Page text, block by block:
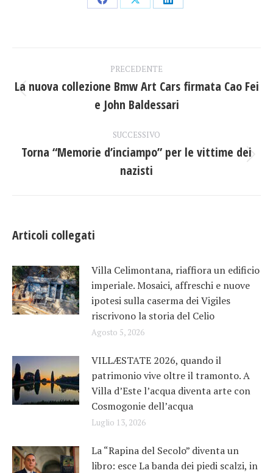
CondividiCondividiCondividi
tra
post
PRECEDENTE
Post
precedente:
La nuova collezione Bmw Art Cars firmata Cao Fei
e John Baldessari
SUCCESSIVO
Prossimo
post:
Torna “Memorie d’inciampo” per le vittime dei
nazisti
Articoli collegati
Villa Celimontana, riaffiora un edificio
imperiale. Mosaici, affreschi e nuove
ipotesi sulla caserma dei Vigiles
riscrivono la storia del Celio
Agosto 5, 2026
VILLÆSTATE 2026, quando il
patrimonio vive oltre il tramonto. A
Villa d’Este l’acqua diventa arte con
Cosmogonie dell’acqua
Luglio 13, 2026
La “Rapina del Secolo” diventa un
libro: esce La banda dei piedi scalzi, in